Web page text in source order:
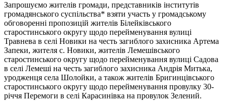
Запрошуємо жителів громади, представників інститутів
громадянського суспільства* взяти участь у громадському
обговоренні пропозицій жителів Білейківського
старостинського округу щодо перейменування вулиці
Травнева в селі Новики на честь загиблого захисника Артема
Запеки, жителя с. Новики, жителів Лемешівського
старостинського округу щодо перейменування вулиці Садова
в селі Лемеші на честь загиблого захисника Андрія Митька,
уродженця села Шолойки, а також жителів Бригинцівського
старостинського округу щодо перейменування провулку 30-
річчя Перемоги в селі Карасинівка на провулок Зелений.